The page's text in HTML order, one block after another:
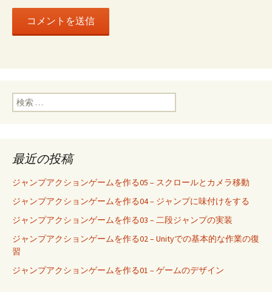
検索:
最近の投稿
ジャンプアクションゲームを作る05 – スクロールとカメラ移動
ジャンプアクションゲームを作る04 – ジャンプに味付けをする
ジャンプアクションゲームを作る03 – 二段ジャンプの実装
ジャンプアクションゲームを作る02 – Unityでの基本的な作業の復
習
ジャンプアクションゲームを作る01 – ゲームのデザイン